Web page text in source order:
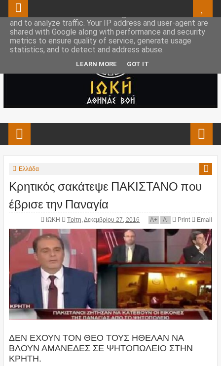
Ελλάδα
Κρητικός σακάτεψε ΠΑΚΙΣΤΑΝΟ που
έβρισε την Παναγία
ΙΩΚΗ Τρίτη, Δεκεμβρίου 27, 2016 A+ A- Print Email
ΔΕΝ ΕΧΟΥΝ ΤΟΝ ΘΕΟ ΤΟΥΣ ΗΘΕΛΑΝ ΝΑ
ΒΛΟΥΝ ΑΜΑΝΕΔΕΣ ΣΕ ΨΗΤΟΠΩΛΕΙΟ ΣΤΗΝ
ΚΡΗΤΗ.
This site uses cookies from Google to deliver its services
and to analyze traffic. Your IP address and user-agent are
shared with Google along with performance and security
metrics to ensure quality of service, generate usage
statistics, and to detect and address abuse.
LEARN MORE GOT IT